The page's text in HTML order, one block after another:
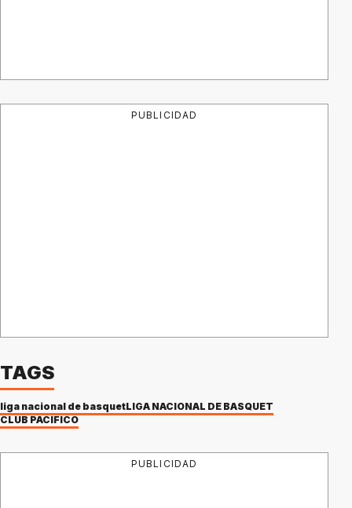
PUBLICIDAD
TAGS
liga nacional de basquetLIGA NACIONAL DE BÁSQUET
CLUB PACIFICO
PUBLICIDAD